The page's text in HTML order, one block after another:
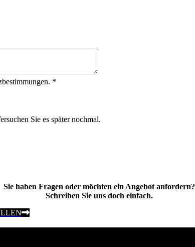
*
Sie es später nochmal.
Sie haben Fragen oder möchten ein Angebot anfordern?
Schreiben Sie uns doch einfach.